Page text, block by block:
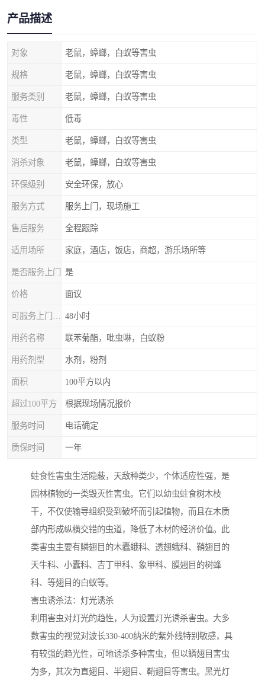
产品描述
对象 老鼠，蟑螂，白蚁等害虫
规格 老鼠，蟑螂，白蚁等害虫
服务类别 老鼠，蟑螂，白蚁等害虫
毒性 低毒
类型 老鼠，蟑螂，白蚁等害虫
消杀对象 老鼠，蟑螂，白蚁等害虫
环保级别 安全环保，放心
服务方式 服务上门，现场施工
售后服务 全程跟踪
适用场所 家庭，酒店，饭店，商超，游乐场所等
是否服务上门 是
价格 面议
48小时
用药名称 联苯菊酯，吡虫啉，白蚁粉
用药剂型 水剂，粉剂
面积 100平方以内
超过100平方 根据现场情况报价
服务时间 电话确定
质保时间 一年
蛀食性害虫生活隐蔽，天敌种类少，个体适应性强，是
园林植物的一类毁灭性害虫。它们以幼虫蛀食树木枝
干，不仅使输导组织受到破坏而引起植物，而且在木质
部内形成纵横交错的虫道，降低了木材的经济价值。此
类害虫主要有鳞翅目的木蠹蛾科、透翅蛾科、鞘翅目的
天牛科、小蠹科、吉丁甲科、象甲科、膜翅目的树蜂
科、等翅目的白蚁等。
害虫诱杀法：灯光诱杀
利用害虫对灯光的趋性，人为设置灯光诱杀害虫。大多
数害虫的视觉对波长330-400纳米的紫外线特别敏感，具
有较强的趋光性，可地诱杀多种害虫，但以鳞翅目害虫
为多，其次为直翅目、半翅目、鞘翅目等害虫。黑光灯